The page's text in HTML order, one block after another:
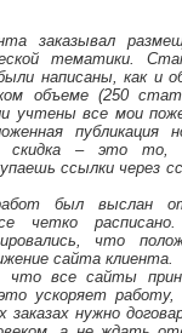
заказывал
тематики.
написаны, как и
объеме (250
учтены все мои
публикация
скидка – это то,
ссылки через
был выслан
четко
что
сайта клиента.
что все сайты
ускоряет работу,
нужно